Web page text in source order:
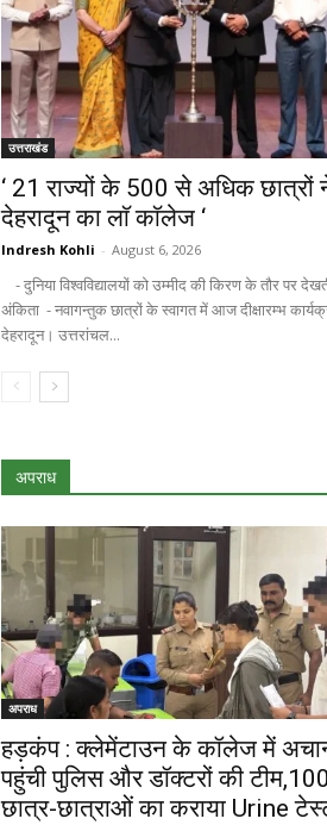
उत्तराखंड
‘ 21 राज्यों के 500 से अधिक छात्रों
देहरादून का लाॅ काॅलेज ‘
Indresh Kohli - August 6, 2026
- दुनिया विश्वविद्यालयों को उम्मीद की किरण के तौर पर
अंकिता - नवागन्तुक छात्रों के स्वागत में आज दीक्षारम्भ
देहरादून। उत्तरांचल...
अपराध
अपराध
हड़कंप : क्लेमेंटाउन के कॉलेज में
पहुंची पुलिस और डॉक्टरों की टीम,100
छात्र-छात्राओं का कराया Urine